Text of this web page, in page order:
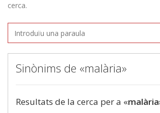
cerca.
Sinònims de «malària»
Resultats de la cerca per a «malària